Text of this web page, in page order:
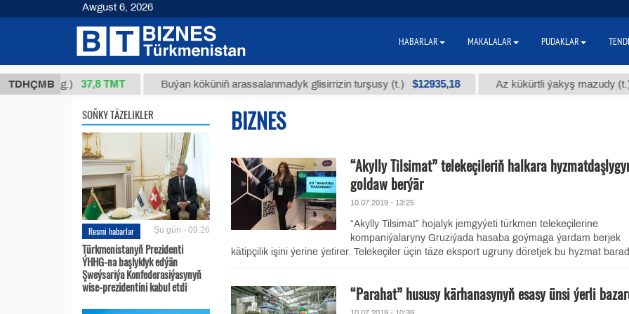
TDHÇMB
1 (kg.) 37,8 ТМТ Buýan köküniň arassalanmadyk glisirrizin turşusy (t.) $12935,18 Az kükürtli ýakyş mazudy (t.)
SOŇKY TÄZELIKLER
Resmi habarlar Şu gün - 09:26
Türkmenistanyň Prezidenti
ÝHHG-na başlyklyk edýän
Şweýsariýa Konfederasiýasynyň
wise-prezidentini kabul etdi
BIZNES
“Akylly Tilsimat” telekeçileriň halkara
goldaw berýär
10.07.2019 - 13:25
“Akylly Tilsimat” hojalyk jemgyýeti türkmen telekeçilerine
kompaniýalaryny Gruziýada hasaba goýmaga ýardam berjek
kätipçilik işini ýerine ýetirer. Telekeçiler üçin täze eksport ugruny döretjek bu hyzmat
“Parahat” hususy kärhanasynyň esasy ünsi ýerli
Awgust 6, 2026
HABARLAR MAKALALAR PUDAKLAR